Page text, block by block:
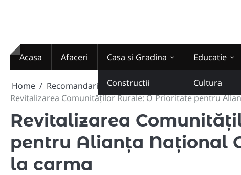
Acasa Afaceri Casa si Gradina
Constructii
Educatie
Cultura
Home
Recomandari
Revitalizarea Comunităților Rurale: O Prioritate pentru
Revitalizarea
pentru Alianța Național
la carma